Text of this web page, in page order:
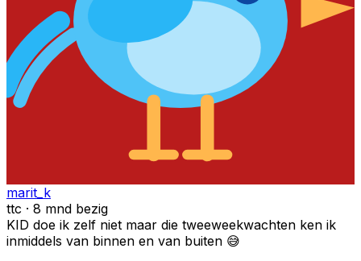
marit_k
ttc · 8 mnd bezig
KID doe ik zelf niet maar die tweeweekwachten ken ik
inmiddels van binnen en van buiten 😅